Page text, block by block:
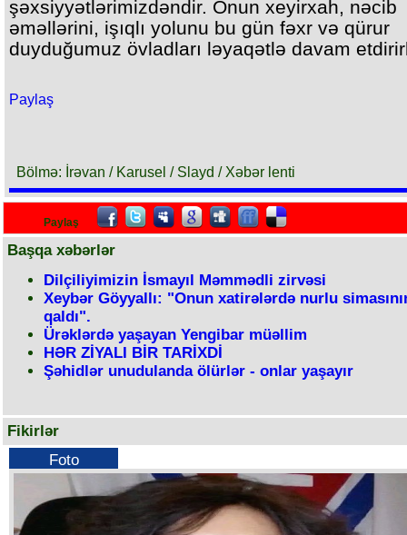
şəxsiyyətlərimizdəndir. Onun xeyirxah, nəcib
əməllərini, işıqlı yolunu bu gün fəxr və qürur
duyduğumuz övladları ləyaqətlə davam
Paylaş
Bölmə: İrəvan / Karusel / Slayd / Xəbər lenti
Paylaş
Başqa xəbərlər
Dilçiliyimizin İsmayıl Məmmədli zirvəsi
Xeybər Göyyallı: "Onun xatirələrdə nurlu
qaldı".
Ürəklərdə yaşayan Yengibar müəllim
HƏR ZİYALI BİR TARİXDİ
Şəhidlər unudulanda ölürlər - onlar yaşayır
Fikirlər
Foto